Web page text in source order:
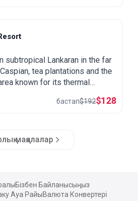
subtropical Lankaran in the far
tea plantations and the
known for its thermal
бастап$192$128
мақалалар
Бізбен Байланысыңыз
Ауа РайыВалюта Конвертері